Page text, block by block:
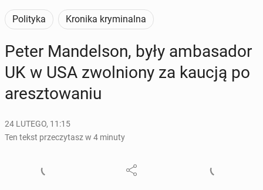
Polityka Kronika kryminalna
Peter Man­del­son, były am­ba­sa­dor
UK w USA zwol­nio­ny za kaucją po
aresz­to­wa­niu
24 LUTEGO, 11:15
Ten tekst przeczytasz w 4 minuty